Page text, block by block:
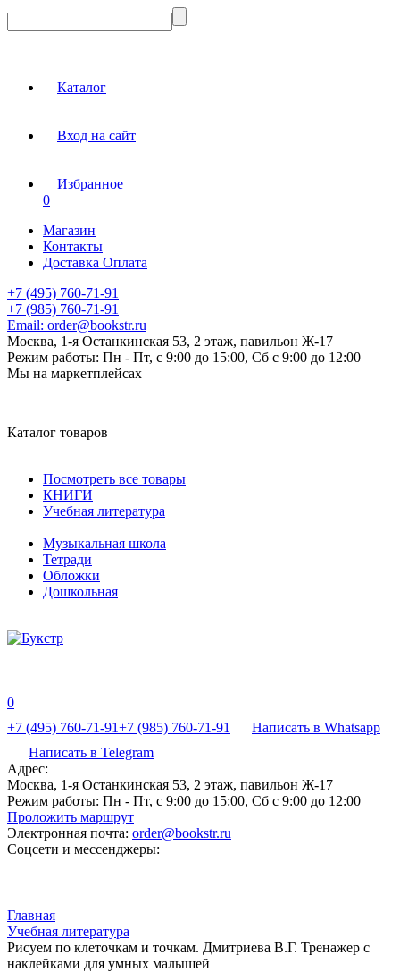
Каталог
Вход на сайт
Избранное
0
Магазин
Контакты
Доставка Оплата
+7 (495) 760-71-91
+7 (985) 760-71-91
Email: order@bookstr.ru
Москва, 1-я Останкинская 53, 2 этаж, павильон Ж-17
Режим работы: Пн - Пт, с 9:00 до 15:00, Сб с 9:00 до 12:00
Мы на маркетплейсах
Каталог товаров
Посмотреть все товары
КНИГИ
Учебная литература
Музыкальная школа
Тетради
Обложки
Дошкольная
0
+7 (495) 760-71-91+7 (985) 760-71-91
Написать в Whatsapp
Написать в Telegram
Адрес:
Москва, 1-я Останкинская 53, 2 этаж, павильон Ж-17
Режим работы: Пн - Пт, с 9:00 до 15:00, Сб с 9:00 до 12:00
Проложить маршрут
Электронная почта: order@bookstr.ru
Соцсети и мессенджеры:
Главная
Учебная литература
Рисуем по клеточкам и точкам. Дмитриева В.Г. Тренажер с
наклейками для умных малышей